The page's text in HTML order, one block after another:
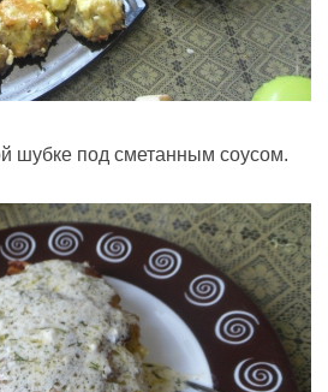
шубке под сметанным соусом.